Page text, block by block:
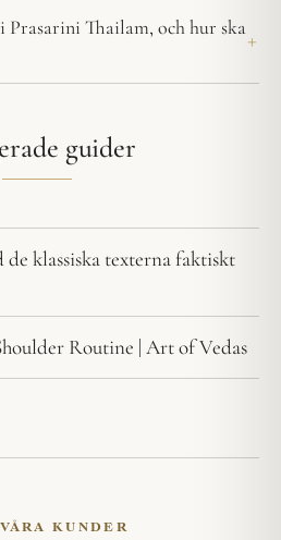
Prasarini Thailam, och hur ska
guider
de klassiska texterna faktiskt
Routine | Art of Vedas
KUNDER